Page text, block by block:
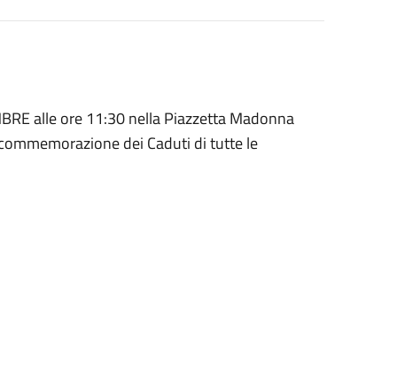
alle ore 11:30 nella Piazzetta Madonna
dei Caduti di tutte le